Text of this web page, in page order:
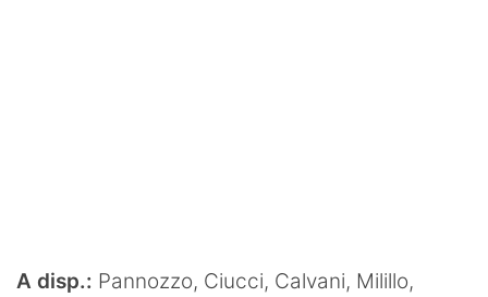
A disp.: Pannozzo, Ciucci, Calvani, Milillo,